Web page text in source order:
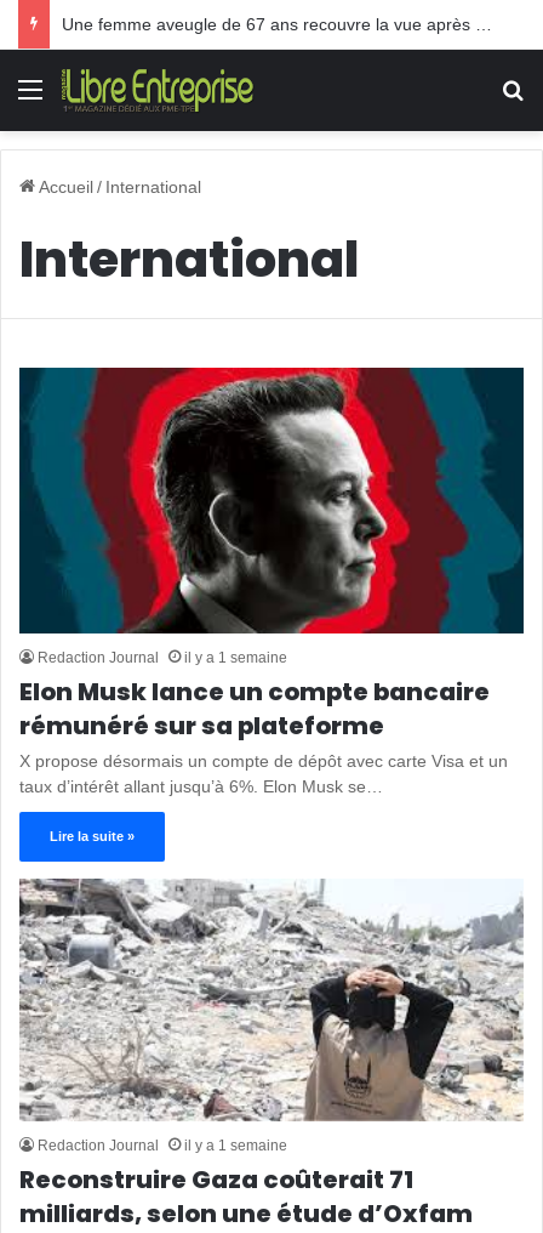
Menu
Accueil/ International
International
Redaction Journal il y a 1 semaine
Elon Musk lance un compte bancaire
rémunéré sur sa plateforme
X propose désormais un compte de dépôt avec carte Visa et un
taux d’intérêt allant jusqu’à 6%. Elon Musk se…
Lire la suite »
Redaction Journal il y a 1 semaine
Reconstruire Gaza coûterait 71
milliards, selon une étude d’Oxfam